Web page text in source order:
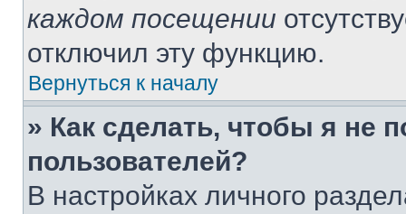
каждом посещении
отключил эту функцию.
Вернуться к началу
» Как сделать, чтобы я не
пользователей?
В настройках личного